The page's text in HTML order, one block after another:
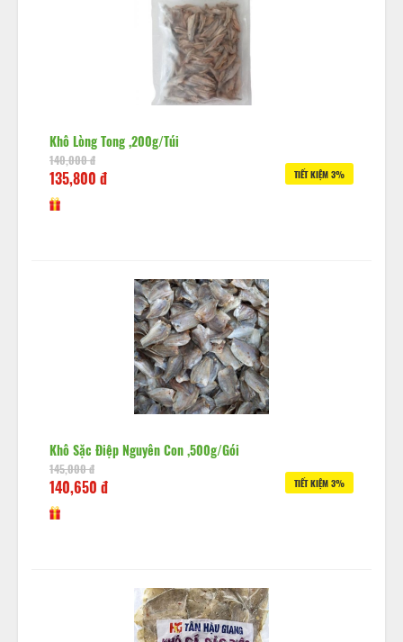
Khô Lòng Tong ,200g/túi
140,000 đ
135,800 đ TIẾT KIỆM 3%
Khô Sặc Điệp Nguyên Con ,500g/gói
145,000 đ
140,650 đ TIẾT KIỆM 3%